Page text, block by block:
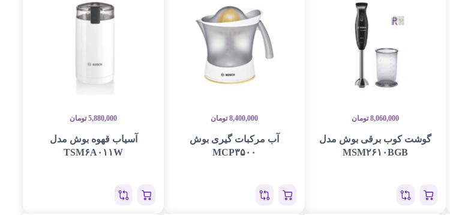
8,060,000 تومان
گوشت کوب برقی بوش مدل
MSM۲۶۱۰BGB
8,400,000 تومان
آب مرکبات گیری بوش
MCP۳۵۰۰
5,880,000 تومان
آسیاب قهوه بوش مدل
TSM۶A۰۱۱W